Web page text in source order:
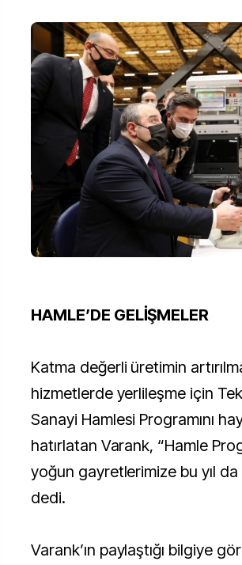
HAMLE’DE GELİŞMELER
Katma değerli üretimin
hizmetlerde yerlileşme için
Sanayi Hamlesi Programını
hatırlatan Varank, “Hamle
yoğun gayretlerimize bu yıl
dedi.
Varank’ın paylaştığı bilgiye